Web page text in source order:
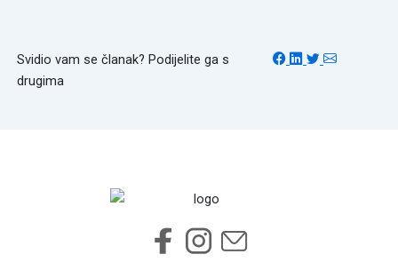
Svidio vam se članak? Podijelite ga s
drugima